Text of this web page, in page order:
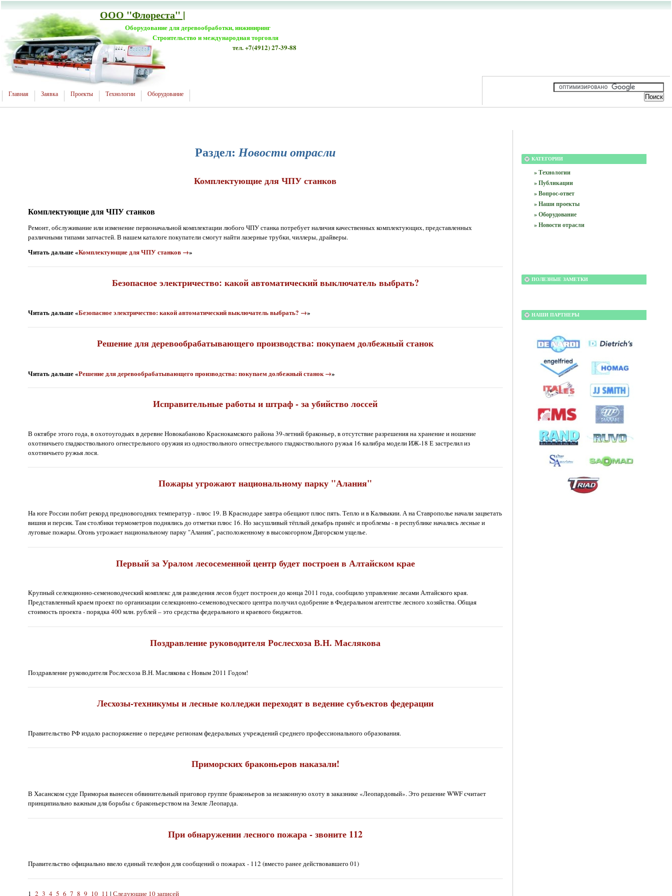
ООО "Флореста" |
Оборудование для деревообработки, инжиниринг
Строительство и международная торговля
тел. +7(4912) 27-39-88
Главная Заявка Проекты Технологии Оборудование
Раздел: Новости отрасли
Комплектующие для ЧПУ станков
Комплектующие для ЧПУ станков
Ремонт, обслуживание или изменение первоначальной комплектации любого ЧПУ станка потребует наличия качественных комплектующих, представленных
различными типами запчастей. В нашем каталоге покупатели смогут найти лазерные трубки, чиллеры, драйверы.
Читать дальше «Комплектующие для ЧПУ станков →»
Безопасное электричество: какой автоматический выключатель выбрать?
Читать дальше «Безопасное электричество: какой автоматический выключатель выбрать? →»
Решение для деревообрабатывающего производства: покупаем долбежный станок
Читать дальше «Решение для деревообрабатывающего производства: покупаем долбежный станок →»
Исправительные работы и штраф - за убийство лоссей
В октябре этого года, в охотоугодьях в деревне Новокабаново Краснокамского района 39-летний браконьер, в отсутствие разрешения на хранение и ношение
охотничьего гладкоствольного огнестрельного оружия из одноствольного огнестрельного гладкоствольного ружья 16 калибра модели ИЖ-18 Е застрелил из
охотничьего ружья лося.
Пожары угрожают национальному парку "Алания"
На юге России побит рекорд предновогодних температур - плюс 19. В Краснодаре завтра обещают плюс пять. Тепло и в Калмыкии. А на Ставрополье начали зацветать
вишня и персик. Там столбики термометров поднялись до отметки плюс 16. Но засушливый тёплый декабрь принёс и проблемы - в республике начались лесные и
луговые пожары. Огонь угрожает национальному парку "Алания", расположенному в высокогорном Дигорском ущелье.
Первый за Уралом лесосеменной центр будет построен в Алтайском крае
Крупный селекционно-семеноводческий комплекс для разведения лесов будет построен до конца 2011 года, сообщило управление лесами Алтайского края.
Представленный краем проект по организации селекционно-семеноводческого центра получил одобрение в Федеральном агентстве лесного хозяйства. Общая
стоимость проекта - порядка 400 млн. рублей – это средства федерального и краевого бюджетов.
Поздравление руководителя Рослесхоза В.Н. Маслякова
Поздравление руководителя Рослесхоза В.Н. Маслякова с Новым 2011 Годом!
Лесхозы-техникумы и лесные колледжи переходят в ведение субъектов федерации
Правительство РФ издало распоряжение о передаче регионам федеральных учреждений среднего профессионального образования.
Приморских браконьеров наказали!
В Хасанском суде Приморья вынесен обвинительный приговор группе браконьеров за незаконную охоту в заказнике «Леопардовый». Это решение WWF считает
принципиально важным для борьбы с браконьерством на Земле Леопарда.
При обнаружении лесного пожара - звоните 112
Правительство официально ввело единый телефон для сообщений о пожарах - 112 (вместо ранее действовавшего 01)
1 2 3 4 5 6 7 8 9 10 11 | Следующие 10 записей
КАТЕГОРИИ
» Технологии
» Публикации
» Вопрос-ответ
» Наши проекты
» Оборудование
» Новости отрасли
ПОЛЕЗНЫЕ ЗАМЕТКИ
НАШИ ПАРТНЕРЫ